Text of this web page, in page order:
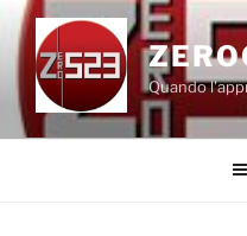
Salta
contenuto
Quando